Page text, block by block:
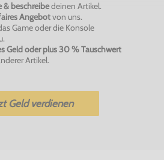
& beschreibedeinen Artikel.
Angebotvon uns.
Game oder die Konsole
Geld oder plus 30 % Tauschwert
Artikel.
Geld verdienen